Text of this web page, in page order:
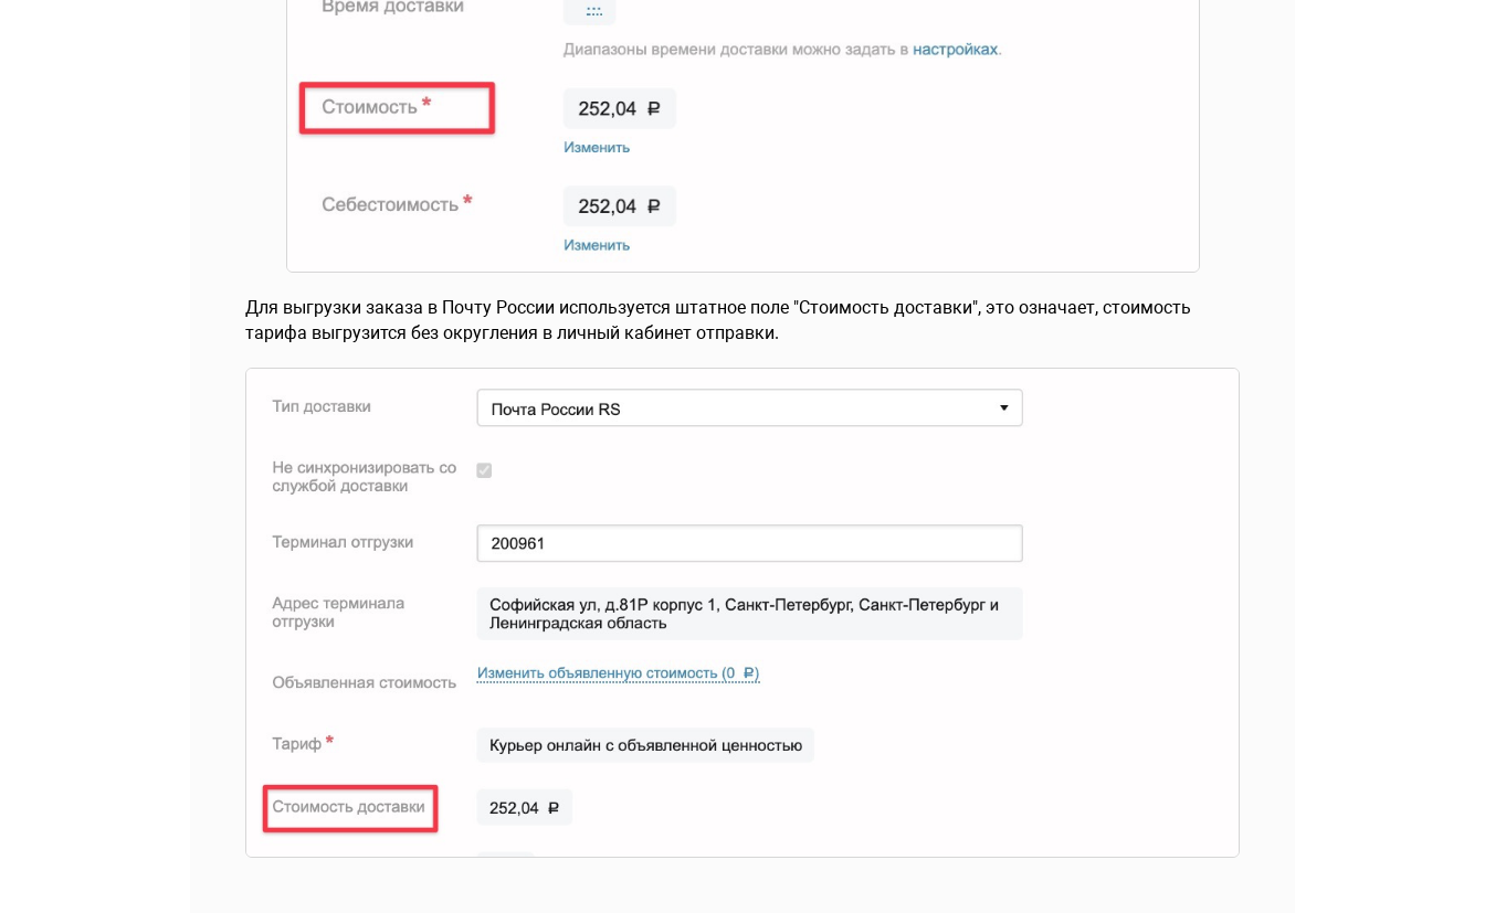
Для выгрузки заказа в Почту России используется штатное поле "Стоимость доставки", это означает, стоимость
тарифа выгрузится без округления в личный кабинет отправки.